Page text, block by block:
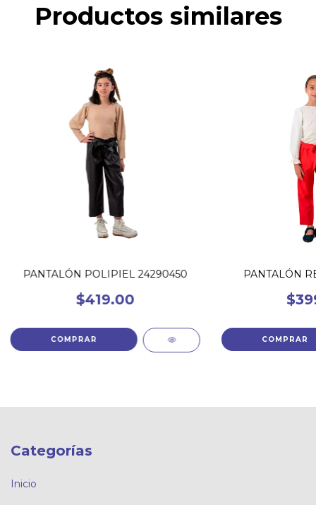
Productos similares
PANTALÓN POLIPIEL 24290450
$419.00
COMPRAR
PANTALÓN
COMPRAR
Categorías
Inicio